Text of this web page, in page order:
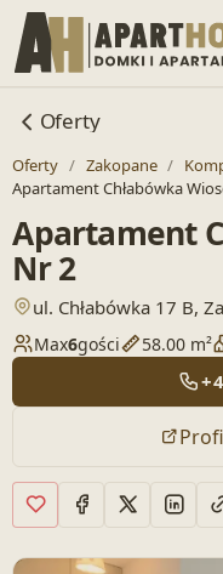
Oferty
Oferty / Zakopane /
Apartament Chłabówka
Apartament
Nr 2
ul. Chłabówka 17 B,
— otwiera lokalizację w
Max6gości 58.00 m²
Dodaj do ulubionych